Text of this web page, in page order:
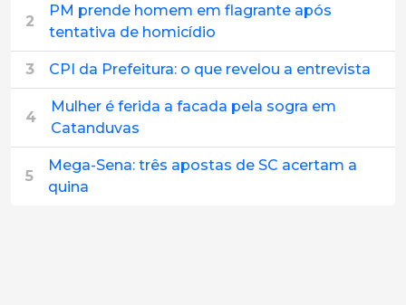
2
PM prende homem em flagrante após
tentativa de homicídio
3 CPI da Prefeitura: o que revelou a entrevista
4
Mulher é ferida a facada pela sogra em
Catanduvas
5
Mega-Sena: três apostas de SC acertam a
quina